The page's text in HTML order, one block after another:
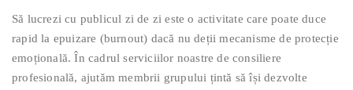
Să lucrezi cu publicul zi de zi este o activitate care poate duce
rapid la epuizare (burnout) dacă nu deții mecanisme de protecție
emoțională. În cadrul serviciilor noastre de consiliere
profesională, ajutăm membrii grupului țintă să își dezvolte